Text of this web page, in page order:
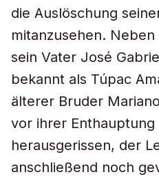
die Auslöschung
mitanzusehen.
sein Vater José
bekannt als Túpac
älterer Bruder
vor ihrer Enthauptung
herausgerissen, der
anschließend noch